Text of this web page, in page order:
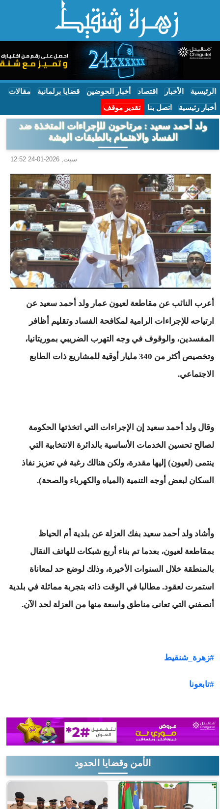
الرئيسية الأخبار اقتصاد أخبار الحوضين قضايا برلمانية مقالات
أخبار رئيسية اتصل بنا تقدير موقف
ولد أحمد سعيد : مرتاحون للإجراءات المتخذة ضد
الفساد والاهتمام بالطبقات الهشة
سبت, 2026-01-24 12:52
أعرب النائب عن مقاطعة لعيون عمار ولد أحمد سعيد عن
ارتياحه للإجراءات الرامية لمكافحة الفساد وتقليم أظافر
المفسدين، والوقوف في وجه التهرب الضريبي بموريتانيا،
وتخصيص أكثر من 340 مليار أوقية للمشاريع ذات الطابع
الاجتماعي.
وقال ولد أحمد سعيد إن الإجراءات التي اتخذتها الحكومة
لصالح تحسين الخدمات الأساسية بالدائرة الانتخابية التي
ينتمى (لعيون) إليها مقدرة، ولكن هنالك رغبة في تعزيز نفاذ
السكان لبعض أوجه التنمية (المياه والكهرباء والصحة).
وأشاد ولد أحمد سعيد بفك العزلة عن بلدية أم الحياظ
بمقاطعة لعيون، بعدما تم بناء أربع شبكات للهاتف النقال
بالمنطقة خلال السنوات الأخيرة، وذلك لوضع حد لمعاناة
استمرت لعقود. مطالبا في الوقت ذاته بتجربة مماثلة في بلدية
أنصفني التي تعانى مناطق واسعة منها من العزلة لحد الآن.
#زهرة_شنقيط
#تابعونا
الأمن وقضايا الحدود